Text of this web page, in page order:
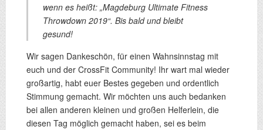
wenn es heißt: „Magdeburg Ultimate Fitness
Throwdown 2019“. Bis bald und bleibt
gesund!
Wir sagen Dankeschön, für einen Wahnsinnstag mit
euch und der CrossFit Community! Ihr wart mal wieder
großartig, habt euer Bestes gegeben und ordentlich
Stimmung gemacht. Wir möchten uns auch bedanken
bei allen anderen kleinen und großen Helferlein, die
diesen Tag möglich gemacht haben, sei es beim